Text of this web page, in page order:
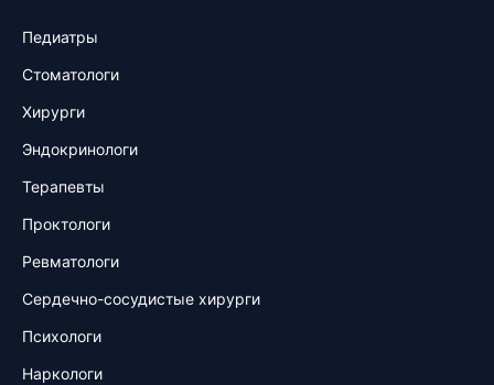
Педиатры
Стоматологи
Хирурги
Эндокринологи
Терапевты
Проктологи
Ревматологи
Сердечно-сосудистые хирурги
Психологи
Наркологи